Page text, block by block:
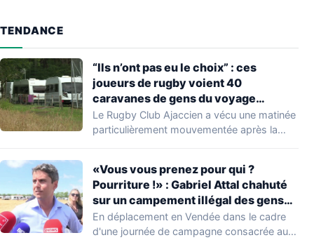
TENDANCE
“Ils n’ont pas eu le choix” : ces
joueurs de rugby voient 40
caravanes de gens du voyage
s’installer dans leur stade, ils les
délogent en moins d’1 heure
Le Rugby Club Ajaccien a vécu une matinée
particulièrement mouvementée après la
«Vous vous prenez pour qui ?
Pourriture !» : Gabriel Attal chahuté
sur un campement illégal des gens
du voyage
En déplacement en Vendée dans le cadre
d'une journée de campagne consacrée aux